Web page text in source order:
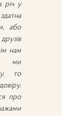
річ у
або
нам
ми
то
про